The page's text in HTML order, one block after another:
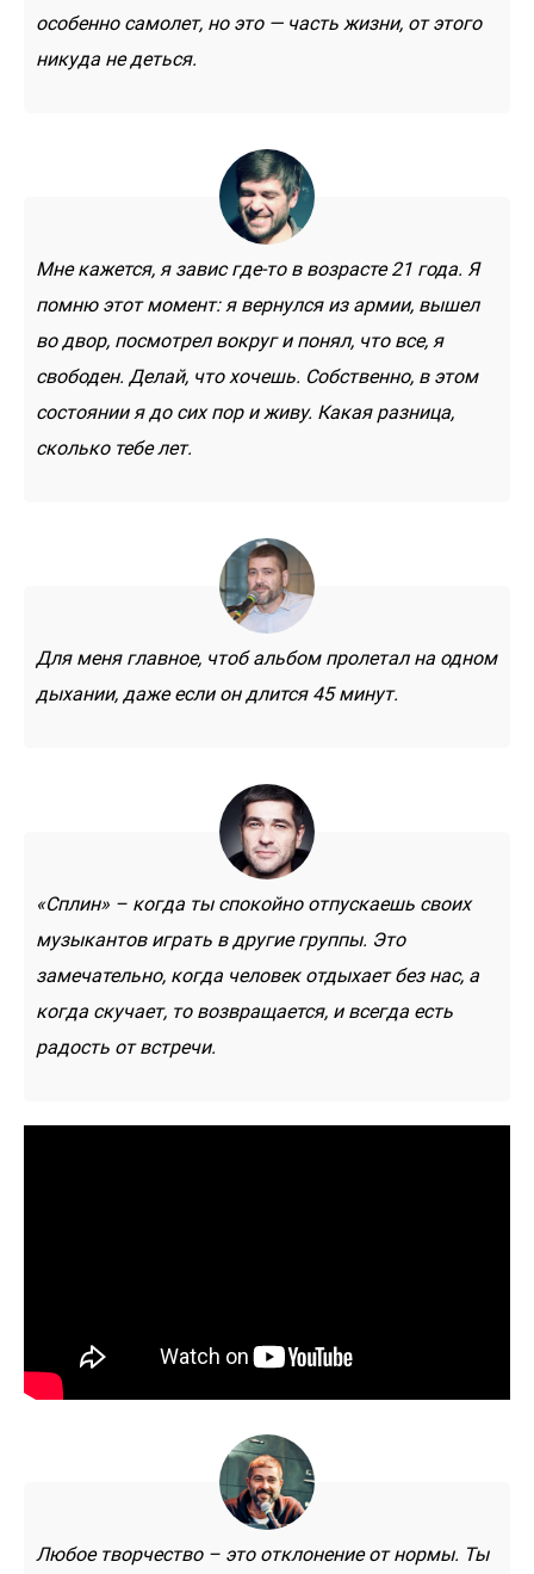
особенно самолет, но это — часть жизни, от этого
никуда не деться.
Мне кажется, я завис где-то в возрасте 21 года. Я
помню этот момент: я вернулся из армии, вышел
во двор, посмотрел вокруг и понял, что все, я
свободен. Делай, что хочешь. Собственно, в этом
состоянии я до сих пор и живу. Какая разница,
сколько тебе лет.
Для меня главное, чтоб альбом пролетал на одном
дыхании, даже если он длится 45 минут.
«Сплин» – когда ты спокойно отпускаешь своих
музыкантов играть в другие группы. Это
замечательно, когда человек отдыхает без нас, а
когда скучает, то возвращается, и всегда есть
радость от встречи.
Любое творчество – это отклонение от нормы. Ты